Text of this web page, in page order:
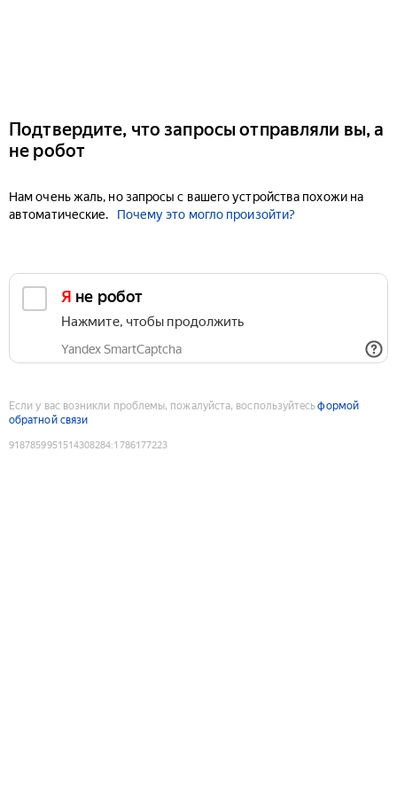
Подтвердите, что запросы отправляли вы, а
не робот
Нам очень жаль, но запросы с вашего устройства похожи на
автоматические.
Почему это могло произойти?
Я не робот
Нажмите, чтобы продолжить
Yandex SmartCaptcha
Если у вас возникли проблемы, пожалуйста, воспользуйтесьформой
обратной связи
9187859951514308284:1786177223